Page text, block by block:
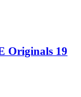
Originals 19